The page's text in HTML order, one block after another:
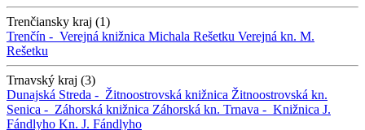
Trenčiansky kraj (1)
Trenčín - Verejná knižnica Michala Rešetku Verejná kn. M.
Rešetku
Trnavský kraj (3)
Dunajská Streda - Žitnoostrovská knižnica Žitnoostrovská kn.
Senica - Záhorská knižnica Záhorská kn. Trnava - Knižnica J.
Fándlyho Kn. J. Fándlyho